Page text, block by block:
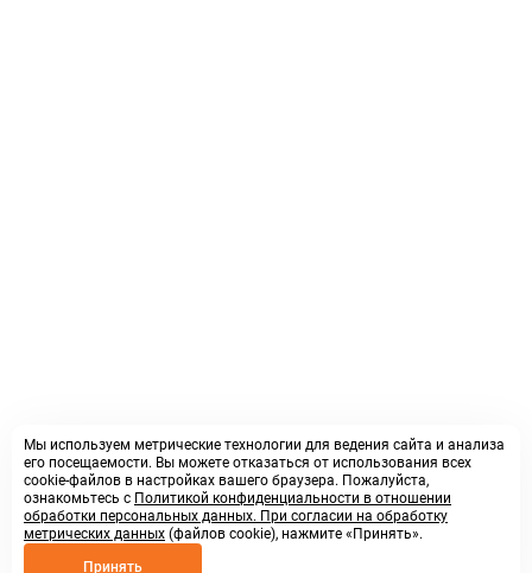
Мы используем метрические технологии для ведения сайта и анализа
его посещаемости. Вы можете отказаться от использования всех
cookie-файлов в настройках вашего браузера. Пожалуйста,
ознакомьтесь с Политикой конфиденциальности в отношении
обработки персональных данных. При согласии на обработку
метрических данных (файлов cookie), нажмите «Принять».
Принять